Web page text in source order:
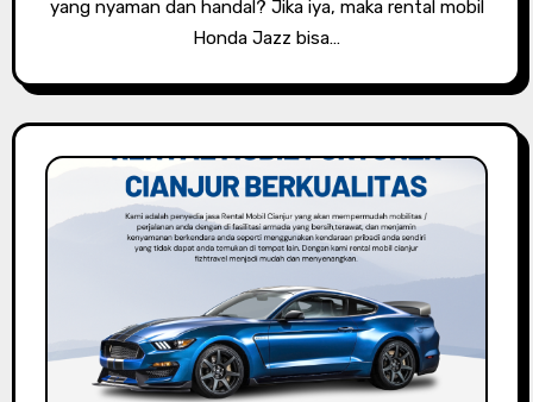
yang nyaman dan handal? Jika iya, maka rental mobil
Honda Jazz bisa…